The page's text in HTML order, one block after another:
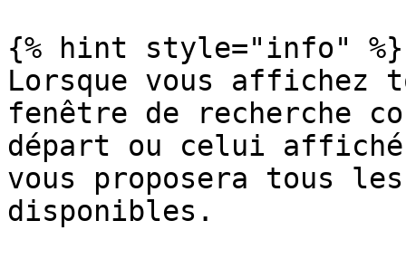
{% hint style="info" %}
Lorsque vous
fenêtre de recherche
départ ou celui
vous proposera tous
disponibles.